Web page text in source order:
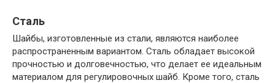
Сталь
Шайбы, изготовленные из стали, являются наиболее
распространенным вариантом. Сталь обладает высокой
прочностью и долговечностью, что делает ее идеальным
материалом для регулировочных шайб. Кроме того, сталь